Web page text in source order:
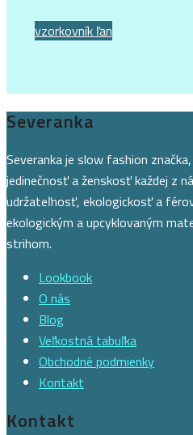
vzorkovník ľan
Severanka
Severanka je slow fashion
jedinečnosť a ženskosť každej z
udržateľnosť, ekologickosť a
ekologickým a upcyklovaným
strihom.
Lookbook
O nás
Blog
Veľkostná tabuľka
Obchodné podmienky
Kontakt
Kontakt